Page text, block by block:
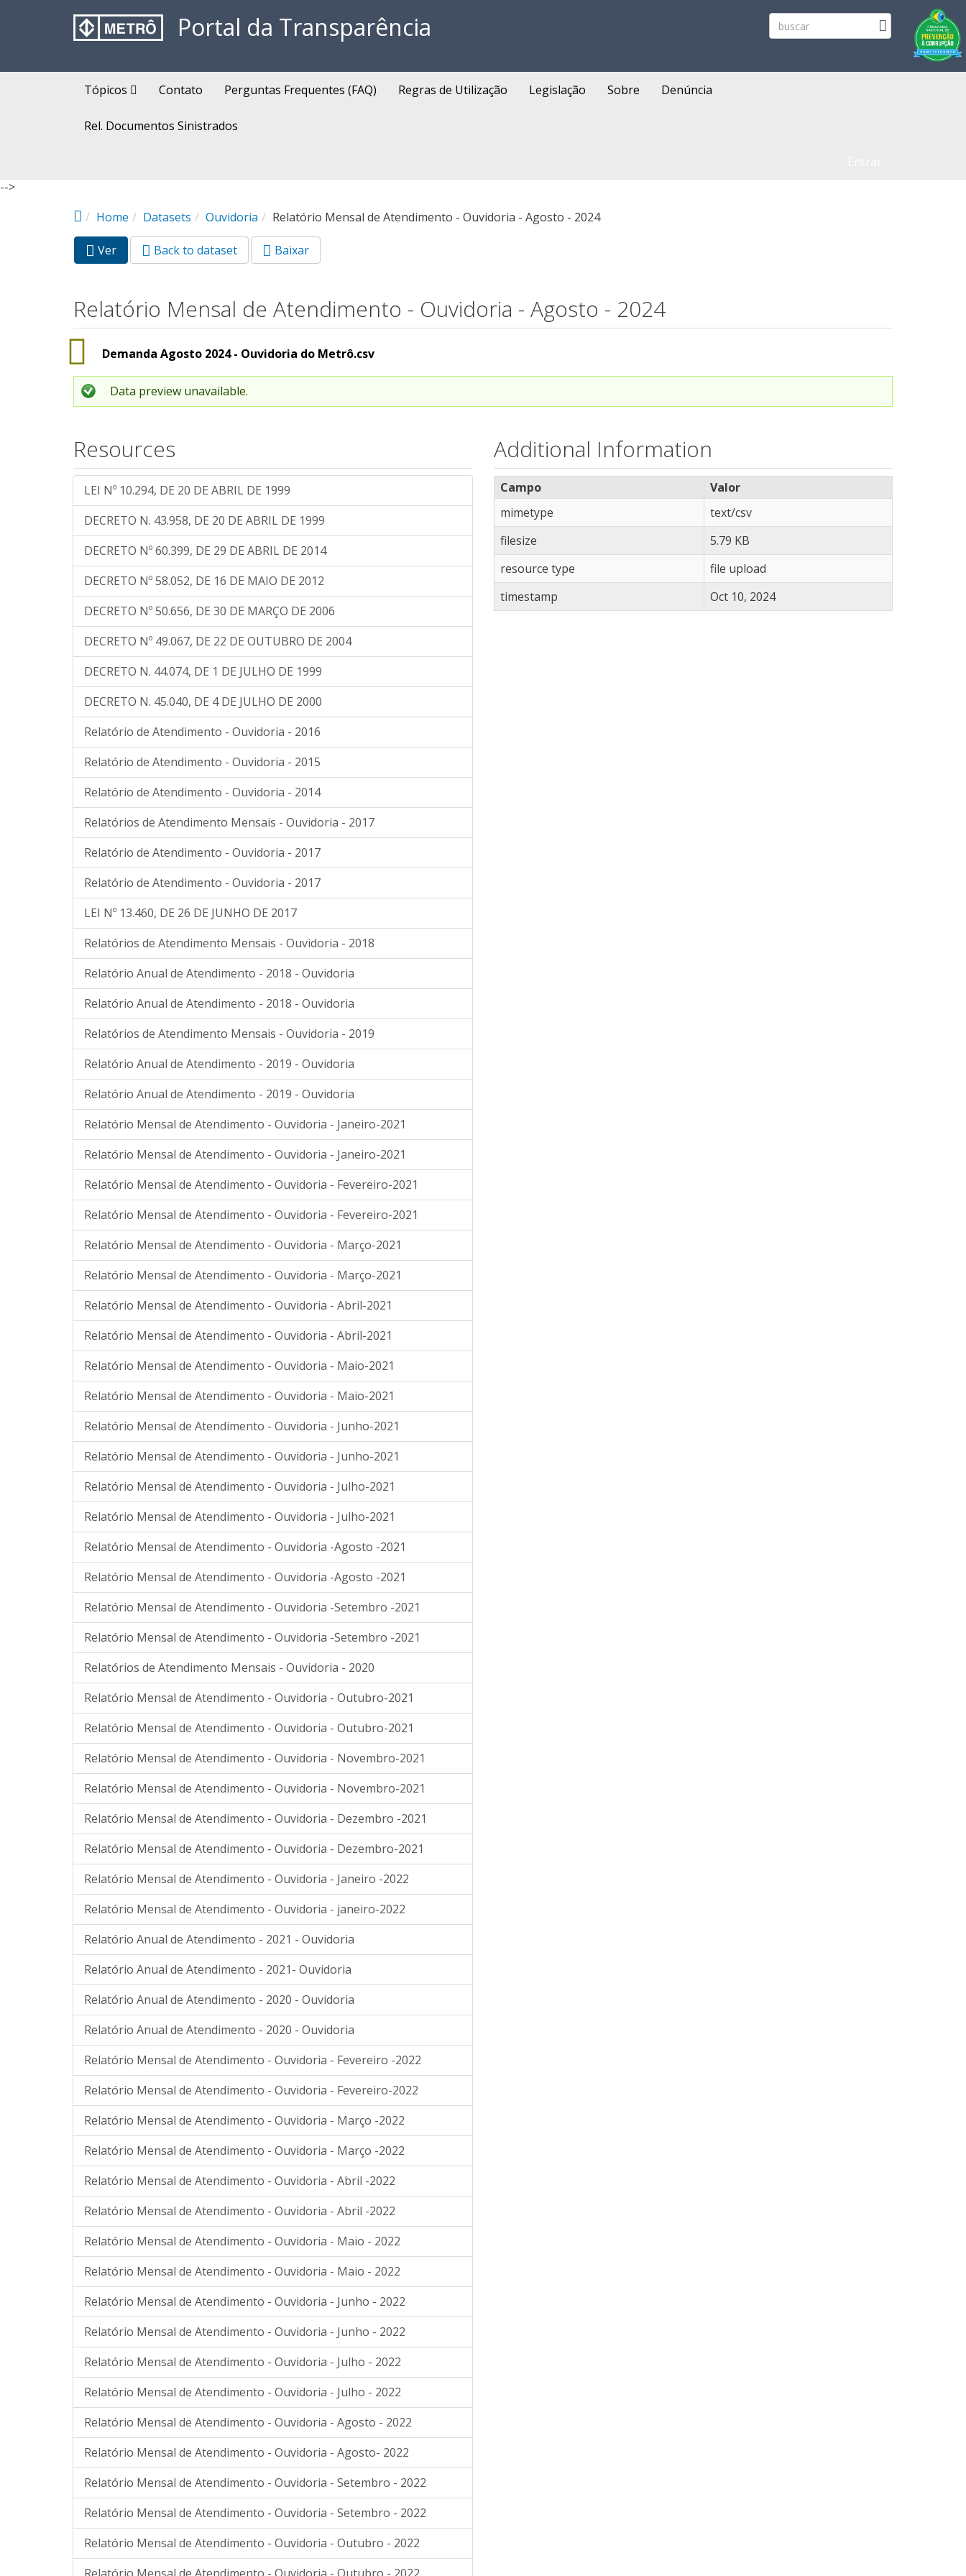
Portal da Transparência
Tópicos Contato Perguntas Frequentes (FAQ) Regras de Utilização Legislação Sobre Denúncia
Rel. Documentos Sinistrados
-->
Home
Datasets Ouvidoria Relatório Mensal de Atendimento - Ouvidoria - Agosto - 2024
Abas primárias
Ver
ativa)
Back to dataset Baixar
Relatório Mensal de Atendimento - Ouvidoria - Agosto - 2024
Demanda Agosto 2024 - Ouvidoria do Metrô.csv
Data preview unavailable.
Resources
LEI Nº 10.294, DE 20 DE ABRIL DE 1999
DECRETO N. 43.958, DE 20 DE ABRIL DE 1999
DECRETO Nº 60.399, DE 29 DE ABRIL DE 2014
DECRETO Nº 58.052, DE 16 DE MAIO DE 2012
DECRETO Nº 50.656, DE 30 DE MARÇO DE 2006
DECRETO Nº 49.067, DE 22 DE OUTUBRO DE 2004
DECRETO N. 44.074, DE 1 DE JULHO DE 1999
DECRETO N. 45.040, DE 4 DE JULHO DE 2000
Relatório de Atendimento - Ouvidoria - 2016
Relatório de Atendimento - Ouvidoria - 2015
Relatório de Atendimento - Ouvidoria - 2014
Relatórios de Atendimento Mensais - Ouvidoria - 2017
Relatório de Atendimento - Ouvidoria - 2017
Relatório de Atendimento - Ouvidoria - 2017
LEI Nº 13.460, DE 26 DE JUNHO DE 2017
Relatórios de Atendimento Mensais - Ouvidoria - 2018
Relatório Anual de Atendimento - 2018 - Ouvidoria
Relatório Anual de Atendimento - 2018 - Ouvidoria
Relatórios de Atendimento Mensais - Ouvidoria - 2019
Relatório Anual de Atendimento - 2019 - Ouvidoria
Relatório Anual de Atendimento - 2019 - Ouvidoria
Relatório Mensal de Atendimento - Ouvidoria - Janeiro-2021
Relatório Mensal de Atendimento - Ouvidoria - Janeiro-2021
Relatório Mensal de Atendimento - Ouvidoria - Fevereiro-2021
Relatório Mensal de Atendimento - Ouvidoria - Fevereiro-2021
Relatório Mensal de Atendimento - Ouvidoria - Março-2021
Relatório Mensal de Atendimento - Ouvidoria - Março-2021
Relatório Mensal de Atendimento - Ouvidoria - Abril-2021
Relatório Mensal de Atendimento - Ouvidoria - Abril-2021
Relatório Mensal de Atendimento - Ouvidoria - Maio-2021
Relatório Mensal de Atendimento - Ouvidoria - Maio-2021
Relatório Mensal de Atendimento - Ouvidoria - Junho-2021
Relatório Mensal de Atendimento - Ouvidoria - Junho-2021
Relatório Mensal de Atendimento - Ouvidoria - Julho-2021
Relatório Mensal de Atendimento - Ouvidoria - Julho-2021
Relatório Mensal de Atendimento - Ouvidoria -Agosto -2021
Relatório Mensal de Atendimento - Ouvidoria -Agosto -2021
Relatório Mensal de Atendimento - Ouvidoria -Setembro -2021
Relatório Mensal de Atendimento - Ouvidoria -Setembro -2021
Relatórios de Atendimento Mensais - Ouvidoria - 2020
Relatório Mensal de Atendimento - Ouvidoria - Outubro-2021
Relatório Mensal de Atendimento - Ouvidoria - Outubro-2021
Relatório Mensal de Atendimento - Ouvidoria - Novembro-2021
Relatório Mensal de Atendimento - Ouvidoria - Novembro-2021
Relatório Mensal de Atendimento - Ouvidoria - Dezembro -2021
Relatório Mensal de Atendimento - Ouvidoria - Dezembro-2021
Relatório Mensal de Atendimento - Ouvidoria - Janeiro -2022
Relatório Mensal de Atendimento - Ouvidoria - janeiro-2022
Relatório Anual de Atendimento - 2021 - Ouvidoria
Relatório Anual de Atendimento - 2021- Ouvidoria
Relatório Anual de Atendimento - 2020 - Ouvidoria
Relatório Anual de Atendimento - 2020 - Ouvidoria
Relatório Mensal de Atendimento - Ouvidoria - Fevereiro -2022
Relatório Mensal de Atendimento - Ouvidoria - Fevereiro-2022
Relatório Mensal de Atendimento - Ouvidoria - Março -2022
Relatório Mensal de Atendimento - Ouvidoria - Março -2022
Relatório Mensal de Atendimento - Ouvidoria - Abril -2022
Relatório Mensal de Atendimento - Ouvidoria - Abril -2022
Relatório Mensal de Atendimento - Ouvidoria - Maio - 2022
Relatório Mensal de Atendimento - Ouvidoria - Maio - 2022
Relatório Mensal de Atendimento - Ouvidoria - Junho - 2022
Relatório Mensal de Atendimento - Ouvidoria - Junho - 2022
Relatório Mensal de Atendimento - Ouvidoria - Julho - 2022
Relatório Mensal de Atendimento - Ouvidoria - Julho - 2022
Relatório Mensal de Atendimento - Ouvidoria - Agosto - 2022
Relatório Mensal de Atendimento - Ouvidoria - Agosto- 2022
Relatório Mensal de Atendimento - Ouvidoria - Setembro - 2022
Relatório Mensal de Atendimento - Ouvidoria - Setembro - 2022
Relatório Mensal de Atendimento - Ouvidoria - Outubro - 2022
Additional Information
Campo
Valor
mimetype
text/csv
filesize
5.79 KB
resource type
file upload
timestamp
Oct 10, 2024